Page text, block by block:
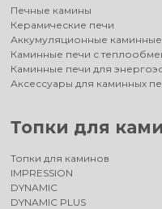
Печные камины
Керамические печи
Аккумуляционные
Каминные печи с
Каминные печи для
Аксессуары для каминных
Топки для
Топки для каминов
IMPRESSION
DYNAMIC
DYNAMIC PLUS